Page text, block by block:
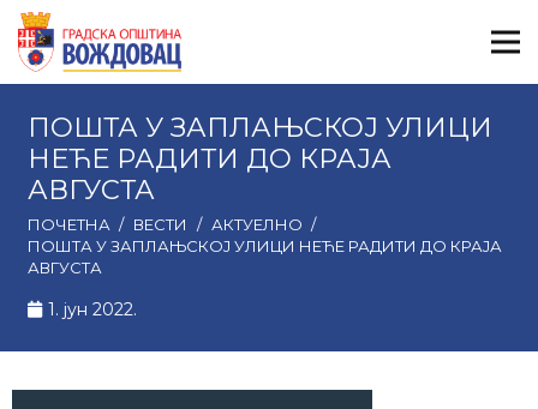
ПОШТА У ЗАПЛАЊСКОЈ УЛИЦИ
НЕЋЕ РАДИТИ ДО КРАЈА
АВГУСТА
ПОЧЕТНА / ВЕСТИ / АКТУЕЛНО /
ПОШТА У ЗАПЛАЊСКОЈ УЛИЦИ НЕЋЕ РАДИТИ ДО КРАЈА
АВГУСТА
1. јун 2022.